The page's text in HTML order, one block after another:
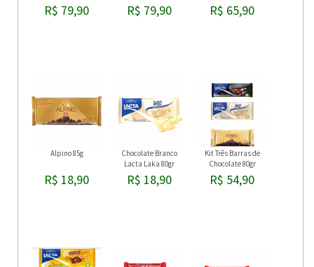
R$ 79,90 R$ 79,90 R$ 65,90
Alpino 85g
R$ 18,90
Chocolate Branco
Lacta Laka 80gr
R$ 18,90
Kit Três Barras de
Chocolate 80gr
R$ 54,90